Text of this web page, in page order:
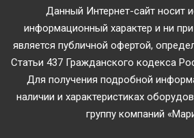
Данный Интернет-сайт носит
информационный характер и ни
является публичной офертой,
Статьи 437 Гражданского кодекса
Для получения подробной
наличии и характеристиках
группу компаний